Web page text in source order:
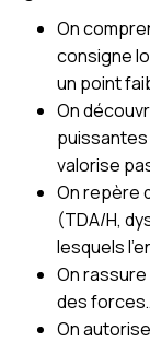
On
consigne
un point
On
puissantes
valorise
On repère
(TDA/H,
lesquels
On rassure
des
On